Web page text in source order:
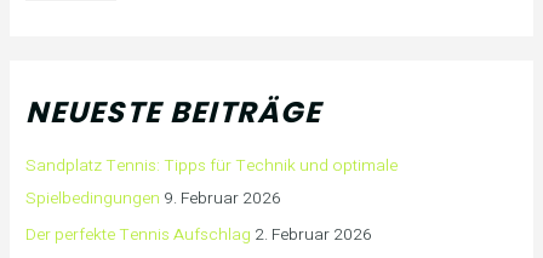
NEUESTE BEITRÄGE
Sandplatz Tennis: Tipps für Technik und optimale
Spielbedingungen 9. Februar 2026
Der perfekte Tennis Aufschlag 2. Februar 2026